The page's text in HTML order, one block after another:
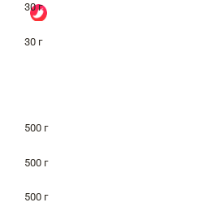
30 г
30 г
500 г
500 г
500 г